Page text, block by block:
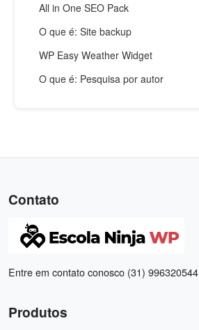
All in One SEO Pack
O que é: Site backup
WP Easy Weather Widget
O que é: Pesquisa por autor
Contato
Entre em contato conosco (31) 996320544
Produtos